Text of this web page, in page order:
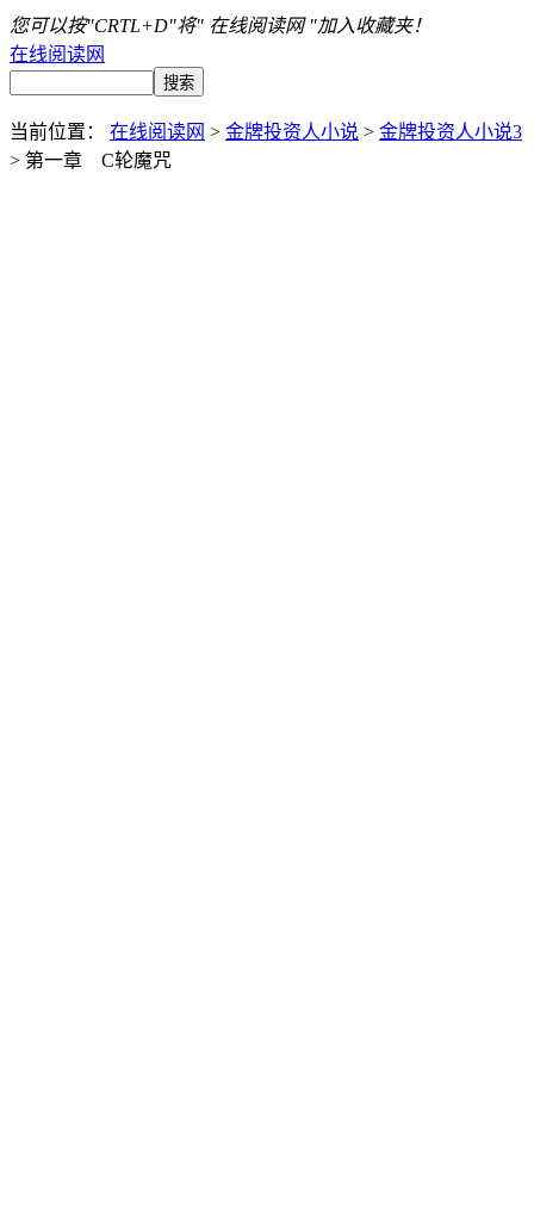
您可以按"CRTL+D"将" 在线阅读网 "加入收藏夹！
在线阅读网
当前位置： 在线阅读网 > 金牌投资人小说 > 金牌投资人小说3
> 第一章 C轮魔咒